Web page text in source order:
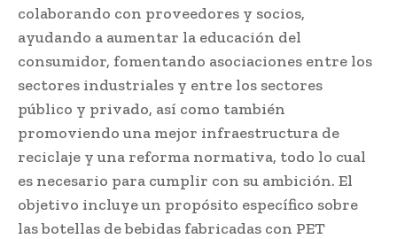
colaborando con proveedores y socios,
ayudando a aumentar la educación del
consumidor, fomentando asociaciones entre los
sectores industriales y entre los sectores
público y privado, así como también
promoviendo una mejor infraestructura de
reciclaje y una reforma normativa, todo lo cual
es necesario para cumplir con su ambición. El
objetivo incluye un propósito específico sobre
las botellas de bebidas fabricadas con PET